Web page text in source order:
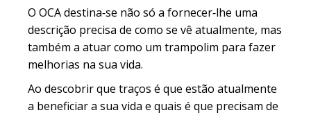
O OCA destina‑se não só a fornecer‑lhe uma
descrição precisa de como se vê atualmente, mas
também a atuar como um trampolim para fazer
melhorias na sua vida.
Ao descobrir que traços é que estão atualmente
a beneficiar a sua vida e quais é que precisam de